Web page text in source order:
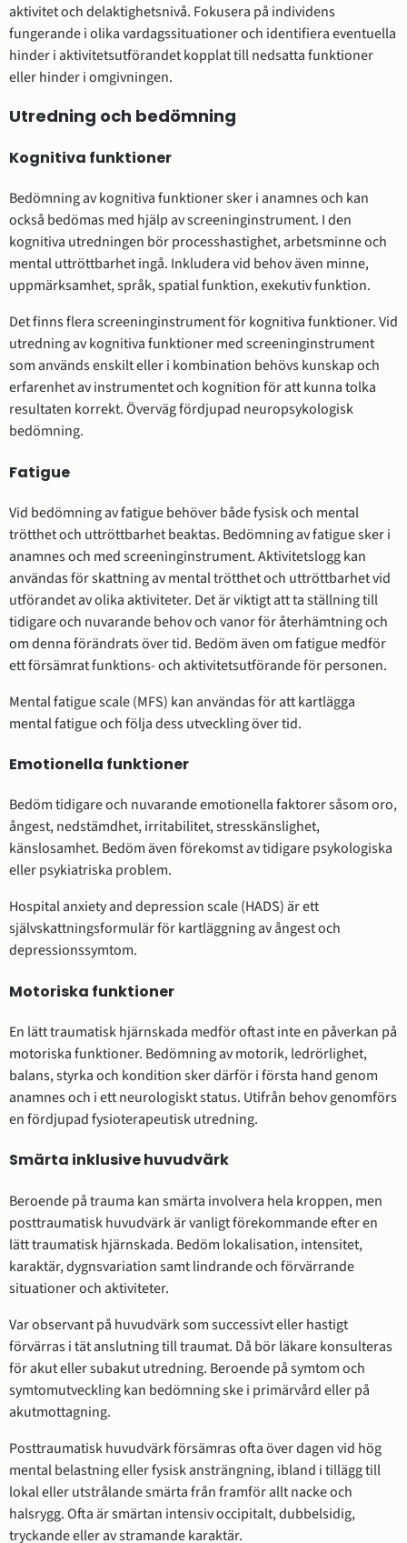
aktivitet och delaktighetsnivå. Fokusera på individens
fungerande i olika vardagssituationer och identifiera eventuella
hinder i aktivitetsutförandet kopplat till nedsatta funktioner
eller hinder i omgivningen.
Utredning och bedömning
Kognitiva funktioner
Bedömning av kognitiva funktioner sker i anamnes och kan
också bedömas med hjälp av screeninginstrument. I den
kognitiva utredningen bör processhastighet, arbetsminne och
mental uttröttbarhet ingå. Inkludera vid behov även minne,
uppmärksamhet, språk, spatial funktion, exekutiv funktion.
Det finns flera screeninginstrument för kognitiva funktioner. Vid
utredning av kognitiva funktioner med screeninginstrument
som används enskilt eller i kombination behövs kunskap och
erfarenhet av instrumentet och kognition för att kunna tolka
resultaten korrekt. Överväg fördjupad neuropsykologisk
bedömning.
Fatigue
Vid bedömning av fatigue behöver både fysisk och mental
trötthet och uttröttbarhet beaktas. Bedömning av fatigue sker i
anamnes och med screeninginstrument. Aktivitetslogg kan
användas för skattning av mental trötthet och uttröttbarhet vid
utförandet av olika aktiviteter. Det är viktigt att ta ställning till
tidigare och nuvarande behov och vanor för återhämtning och
om denna förändrats över tid. Bedöm även om fatigue medför
ett försämrat funktions- och aktivitetsutförande för personen.
Mental fatigue scale (MFS) kan användas för att kartlägga
mental fatigue och följa dess utveckling över tid.
Emotionella funktioner
Bedöm tidigare och nuvarande emotionella faktorer såsom oro,
ångest, nedstämdhet, irritabilitet, stresskänslighet,
känslosamhet. Bedöm även förekomst av tidigare psykologiska
eller psykiatriska problem.
Hospital anxiety and depression scale (HADS) är ett
självskattningsformulär för kartläggning av ångest och
depressionssymtom.
Motoriska funktioner
En lätt traumatisk hjärnskada medför oftast inte en påverkan på
motoriska funktioner. Bedömning av motorik, ledrörlighet,
balans, styrka och kondition sker därför i första hand genom
anamnes och i ett neurologiskt status. Utifrån behov genomförs
en fördjupad fysioterapeutisk utredning.
Smärta inklusive huvudvärk
Beroende på trauma kan smärta involvera hela kroppen, men
posttraumatisk huvudvärk är vanligt förekommande efter en
lätt traumatisk hjärnskada. Bedöm lokalisation, intensitet,
karaktär, dygnsvariation samt lindrande och förvärrande
situationer och aktiviteter.
Var observant på huvudvärk som successivt eller hastigt
förvärras i tät anslutning till traumat. Då bör läkare konsulteras
för akut eller subakut utredning. Beroende på symtom och
symtomutveckling kan bedömning ske i primärvård eller på
akutmottagning.
Posttraumatisk huvudvärk försämras ofta över dagen vid hög
mental belastning eller fysisk ansträngning, ibland i tillägg till
lokal eller utstrålande smärta från framför allt nacke och
halsrygg. Ofta är smärtan intensiv occipitalt, dubbelsidig,
tryckande eller av stramande karaktär.